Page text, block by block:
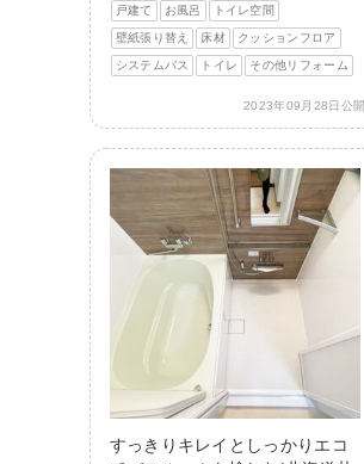
戸建て お風呂 トイレ空間
壁紙張り替え 床材 クッションフロア
システムバス トイレ その他リフォーム
2023年09月28日公開
すっきりキレイとしっかりエコ